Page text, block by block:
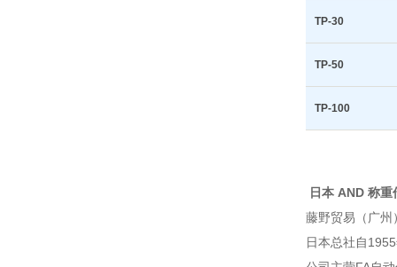
TP-30
TP-50
TP-100
日本 AND 称
藤野贸易（广州
日本总社自